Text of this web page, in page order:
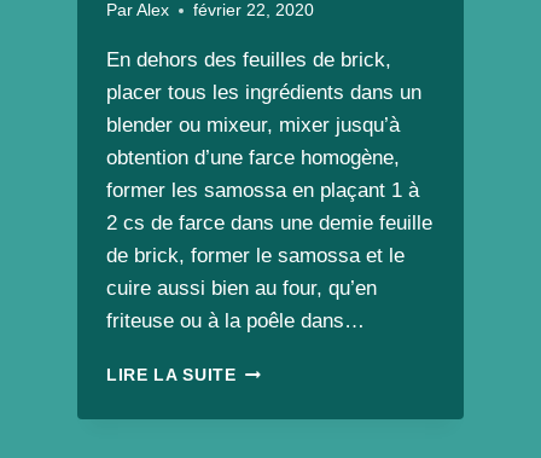
Par Alex février 22, 2020
En dehors des feuilles de brick,
placer tous les ingrédients dans un
blender ou mixeur, mixer jusqu’à
obtention d’une farce homogène,
former les samossa en plaçant 1 à
2 cs de farce dans une demie feuille
de brick, former le samossa et le
cuire aussi bien au four, qu’en
friteuse ou à la poêle dans…
LIRE LA SUITESAMOSSA
LA